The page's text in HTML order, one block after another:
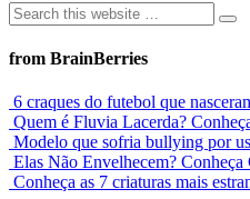
from BrainBerries
6 craques do futebol que
Quem é Fluvia Lacerda?
Modelo que sofria bullying por
Elas Não Envelhecem?
Conheça as 7 criaturas mais